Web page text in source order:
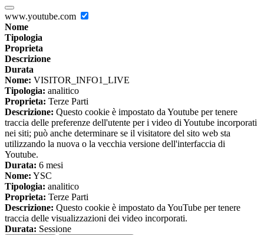
www.youtube.com
Nome
Tipologia
Proprieta
Descrizione
Durata
Nome: VISITOR_INFO1_LIVE
Tipologia: analitico
Proprieta: Terze Parti
Descrizione: Questo cookie è impostato da Youtube per tenere
traccia delle preferenze dell'utente per i video di Youtube incorporati
nei siti; può anche determinare se il visitatore del sito web sta
utilizzando la nuova o la vecchia versione dell'interfaccia di
Youtube.
Durata: 6 mesi
Nome: YSC
Tipologia: analitico
Proprieta: Terze Parti
Descrizione: Questo cookie è impostato da YouTube per tenere
traccia delle visualizzazioni dei video incorporati.
Durata: Sessione